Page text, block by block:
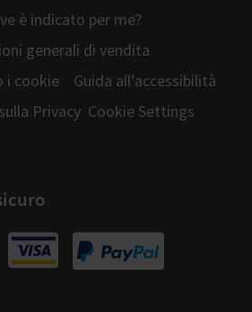
è indicato per me?
generali di vendita
i cookie
Guida all’accessibilità
Privacy Cookie Settings